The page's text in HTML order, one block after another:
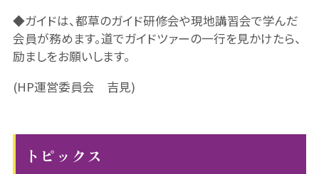
トピックス
◆ガイドは、都草のガイド研修会や現地講習会で学んだ
会員が務めます。道でガイドツァーの一行を見かけたら、
励ましをお願いします。
(HP運営委員会 吉見)